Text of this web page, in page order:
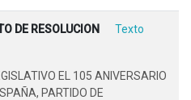
DE RESOLUCION
Texto
EL 105 ANIVERSARIO
PARTIDO DE